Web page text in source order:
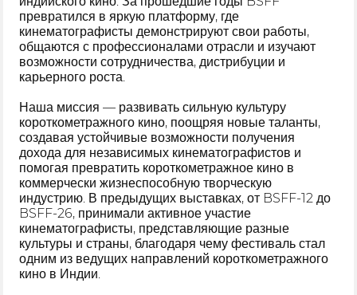
превратился в яркую платформу, где
кинематографисты демонстрируют свои работы,
общаются с профессионалами отрасли и изучают
возможности сотрудничества, дистрибуции и
карьерного роста.
Наша миссия — развивать сильную культуру
короткометражного кино, поощряя новые таланты,
создавая устойчивые возможности получения
дохода для независимых кинематографистов и
помогая превратить короткометражное кино в
коммерчески жизнеспособную творческую
индустрию. В предыдущих выставках, от BSFF-12 до
BSFF-26, принимали активное участие
кинематографисты, представляющие разные
культуры и страны, благодаря чему фестиваль стал
одним из ведущих направлений короткометражного
кино в Индии.